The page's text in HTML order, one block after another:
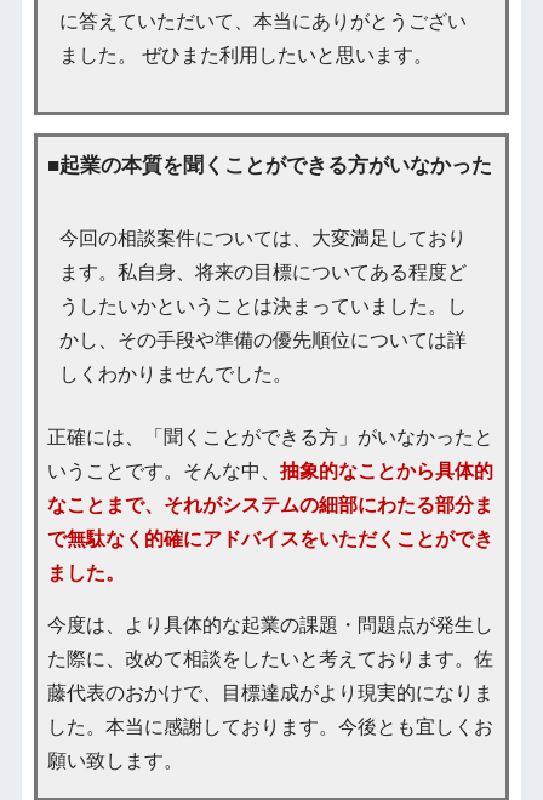
に答えていただいて、本当にありがとうござい
ました。 ぜひまた利用したいと思います。
■起業の本質を聞くことができる方がいなかった
今回の相談案件については、大変満足しており
ます。私自身、将来の目標についてある程度ど
うしたいかということは決まっていました。し
かし、その手段や準備の優先順位については詳
しくわかりませんでした。
正確には、「聞くことができる方」がいなかったと
いうことです。そんな中、 抽象的なことから具体的
なことまで、それがシステムの細部にわたる部分ま
で無駄なく的確にアドバイスをいただくことができ
ました。
今度は、より具体的な起業の課題・問題点が発生し
た際に、改めて相談をしたいと考えております。佐
藤代表のおかけで、目標達成がより現実的になりま
した。本当に感謝しております。今後とも宜しくお
願い致します。